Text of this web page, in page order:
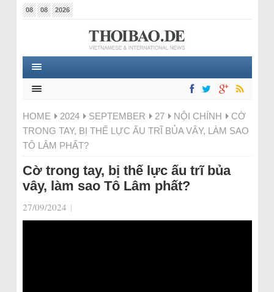
08 08 2026
HOME 2024 SEPTEMBER 27 NỘI CHÍNH
CỜ
TRONG TAY, BỊ THẾ LỰC ẤU TRĨ BỦA VÂY, LÀM SAO
TÔ LÂM PHẤT?
Cờ trong tay, bị thế lực ấu trĩ bủa
vây, làm sao Tô Lâm phất?
27/09/2024 |